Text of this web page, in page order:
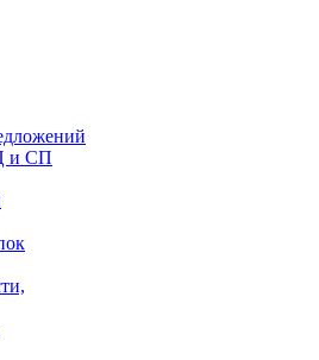
и СП